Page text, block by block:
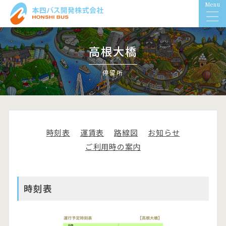
Menu
高根大橋
停留所
時刻表 運賃表 路線図
お知らせ
ご利用時の案内
時刻表